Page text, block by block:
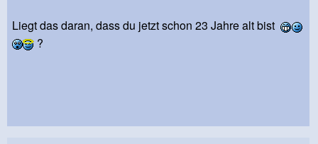
Liegt das daran, dass du jetzt schon 23 Jahre alt bist
?